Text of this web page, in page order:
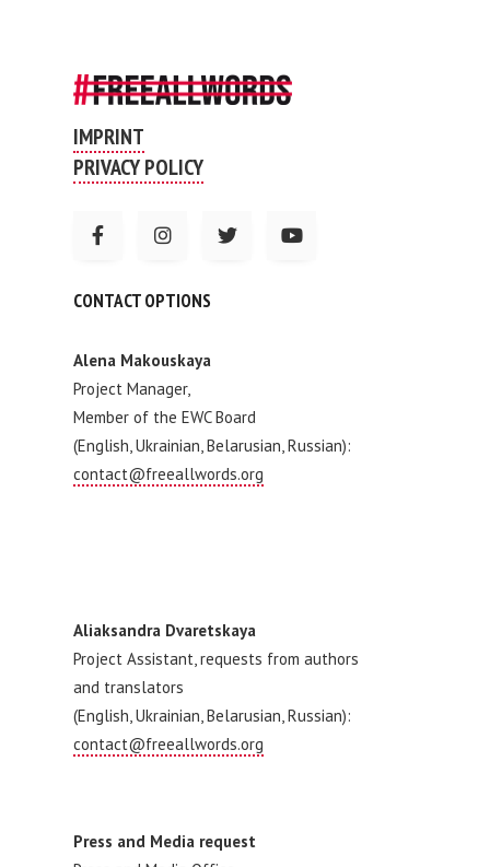
IMPRINT
PRIVACY POLICY
CONTACT OPTIONS
Alena Makouskaya
Project Manager,
Member of the EWC Board
(English, Ukrainian, Belarusian, Russian):
contact@freeallwords.org
Aliaksandra Dvaretskaya
Project Assistant, requests from authors
and translators
(English, Ukrainian, Belarusian, Russian):
contact@freeallwords.org
Press and Media request